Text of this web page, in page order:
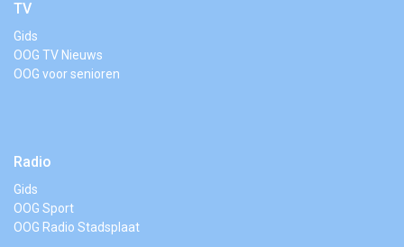
TV
Gids
OOG TV Nieuws
OOG voor senioren
Radio
Gids
OOG Sport
OOG Radio Stadsplaat